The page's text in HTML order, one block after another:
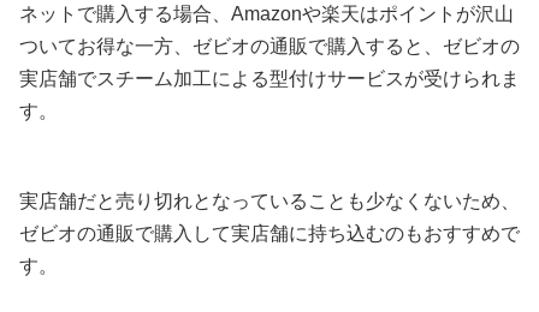
ネットで購入する場合、Amazonや楽天はポイントが沢山
ついてお得な一方、ゼビオの通販で購入すると、ゼビオの
実店舗でスチーム加工による型付けサービスが受けられま
す。
実店舗だと売り切れとなっていることも少なくないため、
ゼビオの通販で購入して実店舗に持ち込むのもおすすめで
す。